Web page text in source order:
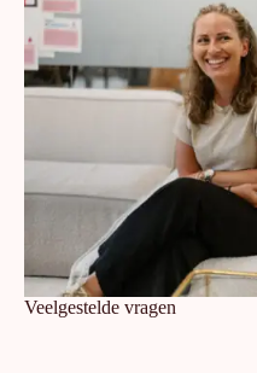
Veelgestelde vragen